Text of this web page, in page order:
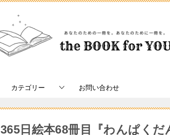
カテゴリー お問い合わせ
365日絵本68冊目『わんぱくだ